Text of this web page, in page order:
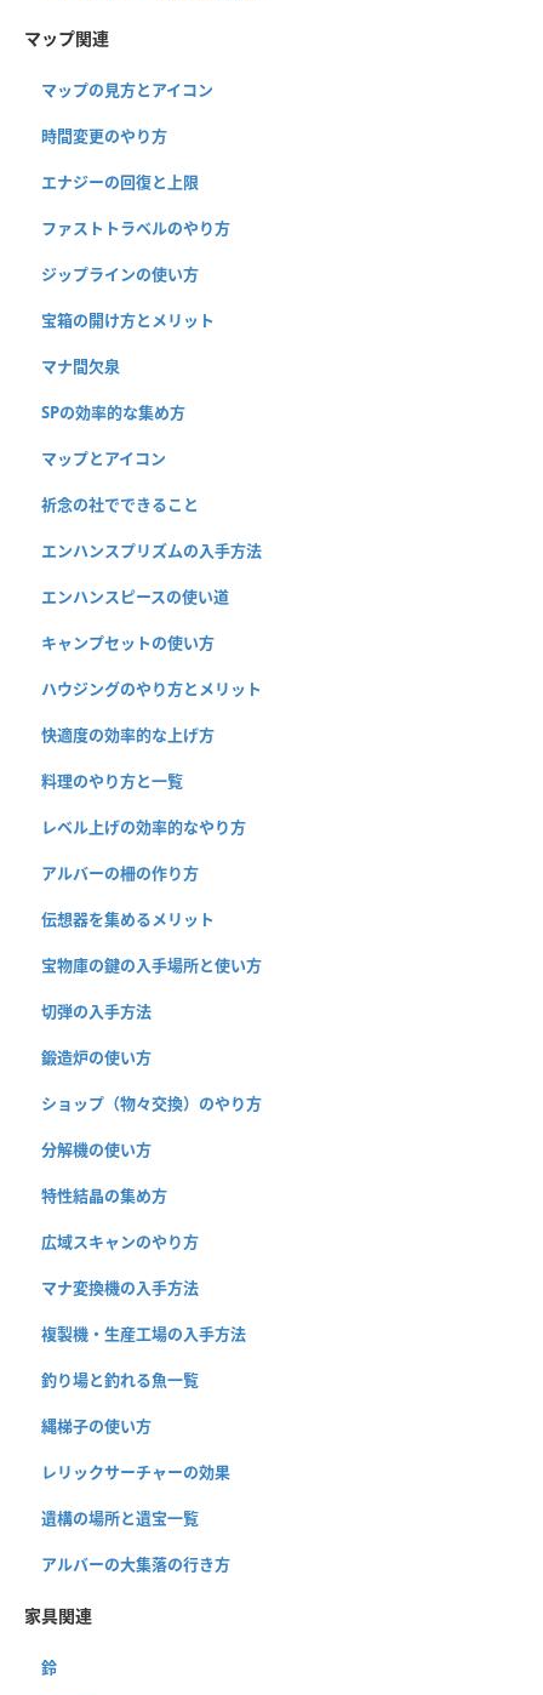
マップ関連
マップの見方とアイコン
時間変更のやり方
エナジーの回復と上限
ファストトラベルのやり方
ジップラインの使い方
宝箱の開け方とメリット
マナ間欠泉
SPの効率的な集め方
マップとアイコン
祈念の社でできること
エンハンスプリズムの入手方法
エンハンスピースの使い道
キャンプセットの使い方
ハウジングのやり方とメリット
快適度の効率的な上げ方
料理のやり方と一覧
レベル上げの効率的なやり方
アルバーの柵の作り方
伝想器を集めるメリット
宝物庫の鍵の入手場所と使い方
切弾の入手方法
鍛造炉の使い方
ショップ（物々交換）のやり方
分解機の使い方
特性結晶の集め方
広域スキャンのやり方
マナ変換機の入手方法
複製機・生産工場の入手方法
釣り場と釣れる魚一覧
縄梯子の使い方
レリックサーチャーの効果
遺構の場所と遺宝一覧
アルバーの大集落の行き方
家具関連
鈴